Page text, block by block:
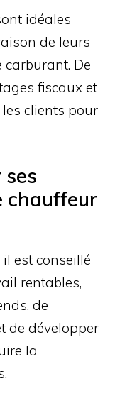
idéales
de leurs
carburant. De
fiscaux et
clients pour
chauffeur
est conseillé
rentables,
de
de développer
la